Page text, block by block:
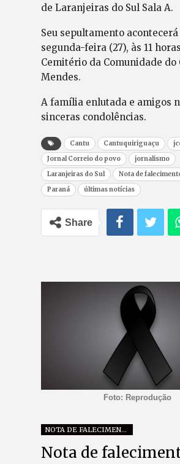
de Laranjeiras do Sul Sala A.
Seu sepultamento
segunda-feira (27), às 11
Cemitério da Comunidade do
Mendes.
A família enlutada e amigos
sinceras condolências.
Cantu Cantuquiriguaçu
Jornal Correio do povo
jornalismo
Laranjeiras do Sul
Nota de
Paraná
últimas notícias
Share
Foto: Reprodução
NOTA DE FALECIMENTO
Nota de